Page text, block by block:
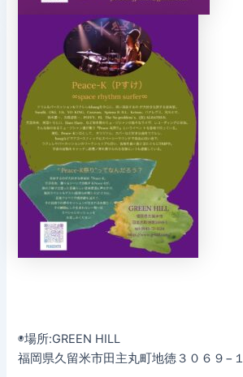
◉場所:GREEN HILL
福岡県久留米市田主丸町地徳３０６９−１